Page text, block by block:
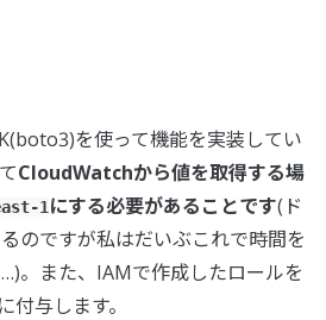
を使って機能を実装してい
CloudWatchから値を取得する場
1 にする必要があることです(ド
のですが私はだいぶこれで時間を
。また、IAMで作成したロールを
与します。